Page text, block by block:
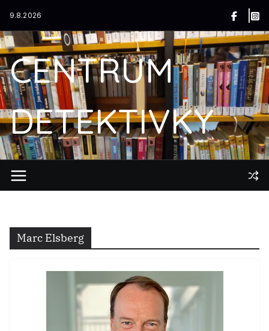
obsah
9.8.2026
CENTRUM
DETEKTIVKY
Marc Elsberg